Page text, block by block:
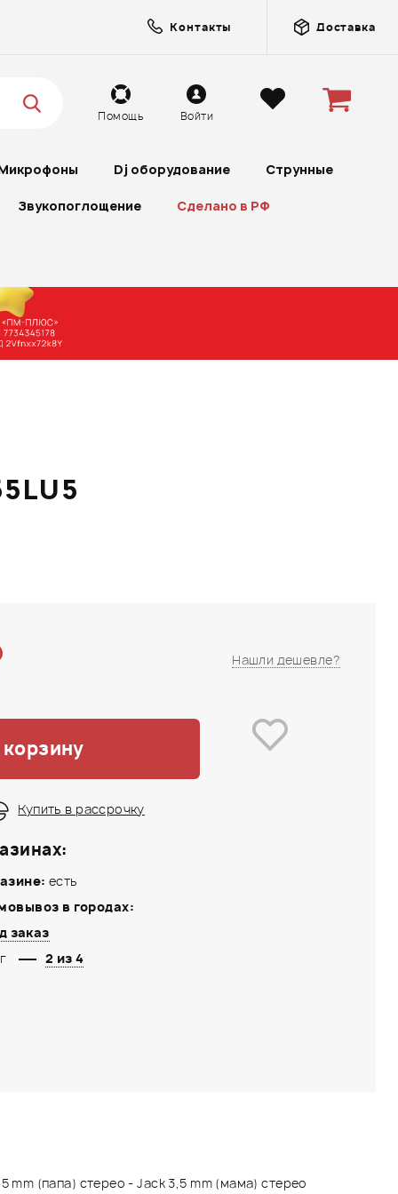
Контакты Доставка
Помощь Войти
Dj оборудование Струнные
Звукопоглощение Сделано в РФ
mm (папа) стерео - Jack 3,5 mm (мама) стерео
Нашли дешевле?
корзину
Купить в рассрочку
есть
в городах:
заказ
2 из 4